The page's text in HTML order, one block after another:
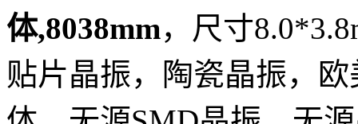
体,8038mm，尺寸
贴片晶振，陶瓷晶振，